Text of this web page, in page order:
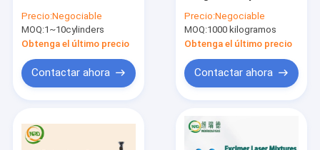
refrigerante R14
Precio:Negociable
MOQ:1~10cylinders
Obtenga el último precio
Contactar ahora
inflamable del
hexafluorudo
Precio:Negociable
MOQ:1000 kilogramos
Obtenga el último precio
Contactar ahora